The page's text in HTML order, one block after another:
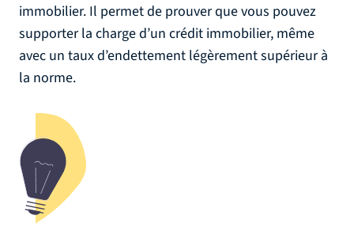
immobilier. Il permet de prouver que vous pouvez
supporter la charge d’un crédit immobilier, même
avec un taux d’endettement légèrement supérieur à
la norme.